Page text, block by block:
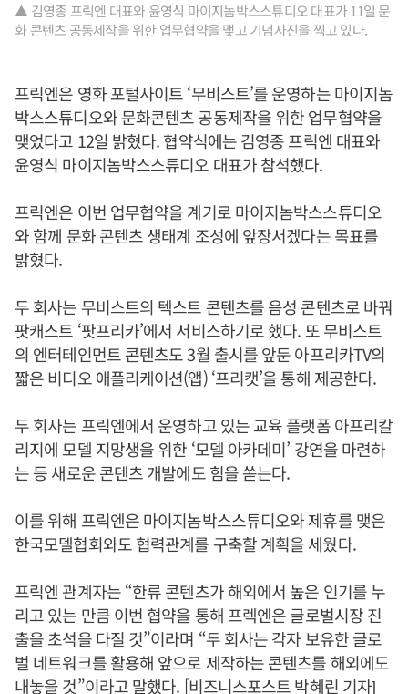
▲ 김영종 프릭엔 대표와 윤영식 마이지놈박스스튜디오 대표가 11일 문
화 콘텐츠 공동제작을 위한 업무협약을 맺고 기념사진을 찍고 있다.
프릭엔은 영화 포털사이트 ‘무비스트’를 운영하는 마이지놈
박스스튜디오와 문화콘텐츠 공동제작을 위한 업무협약을
맺었다고 12일 밝혔다. 협약식에는 김영종 프릭엔 대표와
윤영식 마이지놈박스스튜디오 대표가 참석했다.
프릭엔은 이번 업무협약을 계기로 마이지놈박스스튜디오
와 함께 문화 콘텐츠 생태계 조성에 앞장서겠다는 목표를
밝혔다.
두 회사는 무비스트의 텍스트 콘텐츠를 음성 콘텐츠로 바꿔
팟캐스트 ‘팟프리카’에서 서비스하기로 했다. 또 무비스트
의 엔터테인먼트 콘텐츠도 3월 출시를 앞둔 아프리카TV의
짧은 비디오 애플리케이션(앱) ‘프리캣’을 통해 제공한다.
두 회사는 프릭엔에서 운영하고 있는 교육 플랫폼 아프리칼
리지에 모델 지망생을 위한 ‘모델 아카데미’ 강연을 마련하
는 등 새로운 콘텐츠 개발에도 힘을 쏟는다.
이를 위해 프릭엔은 마이지놈박스스튜디오와 제휴를 맺은
한국모델협회와도 협력관계를 구축할 계획을 세웠다.
프릭엔 관계자는 “한류 콘텐츠가 해외에서 높은 인기를 누
리고 있는 만큼 이번 협약을 통해 프렉엔은 글로벌시장 진
출을 초석을 다질 것”이라며 “두 회사는 각자 보유한 글로
벌 네트워크를 활용해 앞으로 제작하는 콘텐츠를 해외에도
내놓을 것”이라고 말했다. [비즈니스포스트 박혜린 기자]